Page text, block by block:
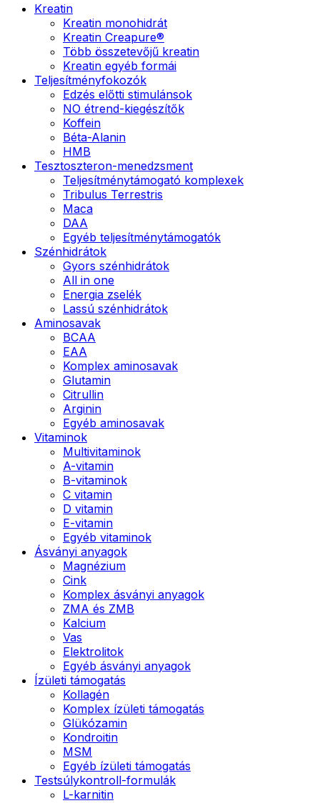
Kreatin
Kreatin monohidrát
Kreatin Creapure®
Több összetevőjű kreatin
Kreatin egyéb formái
Teljesítményfokozók
Edzés előtti stimulánsok
NO étrend-kiegészítők
Koffein
Béta-Alanin
HMB
Tesztoszteron-menedzsment
Teljesítménytámogató komplexek
Tribulus Terrestris
Maca
DAA
Egyéb teljesítménytámogatók
Szénhidrátok
Gyors szénhidrátok
All in one
Energia zselék
Lassú szénhidrátok
Aminosavak
BCAA
EAA
Komplex aminosavak
Glutamin
Citrullin
Arginin
Egyéb aminosavak
Vitaminok
Multivitaminok
A-vitamin
B-vitaminok
C vitamin
D vitamin
E-vitamin
Egyéb vitaminok
Ásványi anyagok
Magnézium
Cink
Komplex ásványi anyagok
ZMA és ZMB
Kalcium
Vas
Elektrolitok
Egyéb ásványi anyagok
Ízületi támogatás
Kollagén
Komplex ízületi támogatás
Glükózamin
Kondroitin
MSM
Egyéb ízületi támogatás
Testsúlykontroll-formulák
L-karnitin